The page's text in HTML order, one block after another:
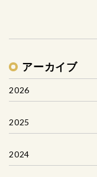
アーカイブ
2026
2025
2024